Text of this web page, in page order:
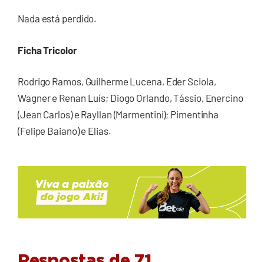
Nada está perdido.
Ficha Tricolor
Rodrigo Ramos, Guilherme Lucena, Eder Sciola,
Wagner e Renan Luís; Diogo Orlando, Tássio, Enercino
(Jean Carlos) e Rayllan (Marmentini); Pimentinha
(Felipe Baiano) e Elias.